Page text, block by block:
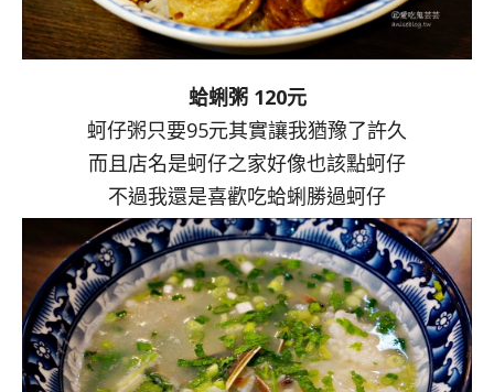
蛤蜊粥 120元
蚵仔粥只要95元其實讓我猶豫了許久
而且店名是蚵仔之家好像也該點蚵仔
不過我還是喜歡吃蛤蜊勝過蚵仔